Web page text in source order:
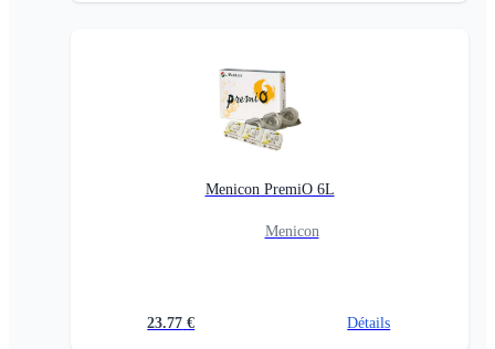
Menicon PremiO 6L
Menicon
23.77 € Détails